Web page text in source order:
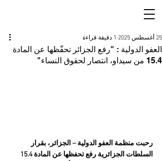
العفو الدولية : "رفع الجزائر تحفّظها عن المادة
15.4 من سيداو، انتصار لحقوق النساء"
25 أغسطس 2025 1 دقيقة قراءة
رحبت منظمة العفو الدولية – الجزائر، بقرار